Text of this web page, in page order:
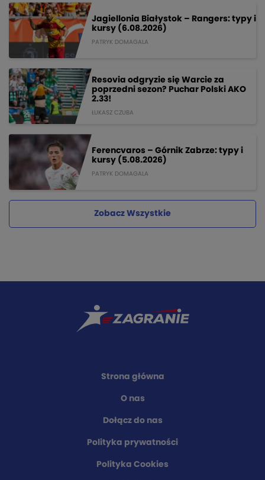
Jagiellonia Białystok – Rangers: typy i
kursy (6.08.2026)
PATRYK DOMAGALA
Resovia odgryzie się Warcie za
poprzedni sezon? Puchar Polski AKO
2.33!
ŁUKASZ CZUBA
Ferencvaros – Górnik Zabrze: typy i
kursy (5.08.2026)
PATRYK DOMAGALA
Zobacz Wszystkie
Strona główna
O nas
Dołącz do nas
Polityka prywatności
Polityka Cookies